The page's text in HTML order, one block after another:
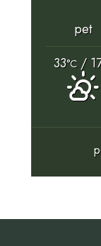
pet
33°C /